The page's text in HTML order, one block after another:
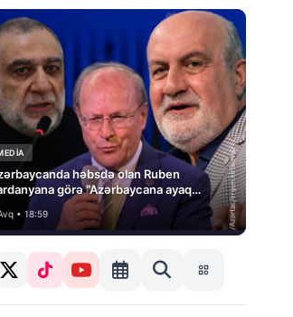
həbsdə olan Ruben
görə “Azərbaycana ayaq
dedi və…
• 18:59